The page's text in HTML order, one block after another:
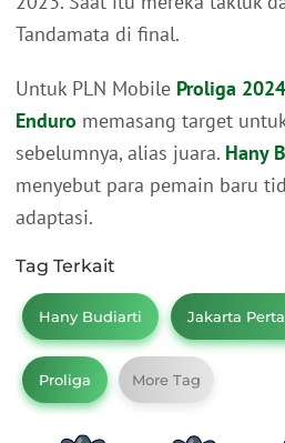
Tandamata di final.
Untuk PLN Mobile Proliga 2024
Enduro memasang target
sebelumnya, alias juara. Hany
menyebut para pemain baru
adaptasi.
Tag Terkait
Hany Budiarti Jakarta
Proliga More Tag